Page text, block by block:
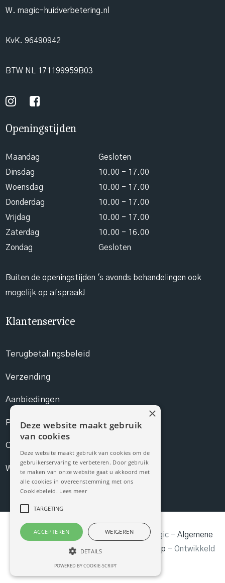
W. magic-huidverbetering.nl
KvK. 96490942
BTW NL 171199959B03
Openingstijden
Maandag
Gesloten
Dinsdag
10.00 - 17.00
Woensdag
10.00 - 17.00
Donderdag
10.00 - 17.00
Vrijdag
10.00 - 17.00
Zaterdag
10.00 - 16.00
Zondag
Gesloten
Buiten de openingstijden 's avonds behandelingen ook
mogelijk op afspraak!
Klantenservice
Terugbetalingsbeleid
Verzending
Aanbiedingen
Prijslijst
Contact
Webshop
© Copyright2026 Schoonheidssalon Magic - Algemene
Privacyverklaring Sitemap - Ontwikkeld
doorBest4u Group B.V.
Deze website maakt gebruik
van cookies
Deze website maakt gebruik van cookies om de
gebruikerservaring te verbeteren. Door gebruik
te maken van onze website gaat u akkoord met
alle cookies in overeenstemming met ons
Cookiebeleid. Lees meer
TARGETING
ACCEPTEREN WEIGEREN
DETAILS
POWERED BY COOKIE-SCRIPT
×